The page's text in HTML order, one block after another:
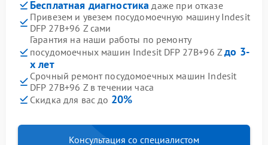
Бесплатная диагностика даже при отказе
Привезем и увезем посудомоечную машину Indesit
DFP 27B+96 Z сами
Гарантия на наши работы по ремонту
посудомоечных машин Indesit DFP 27B+96 Zдо 3-
х лет
Срочный ремонт посудомоечных машин Indesit
DFP 27B+96 Z в течении часа
Скидка для вас до 20%
Консультация со специалистом